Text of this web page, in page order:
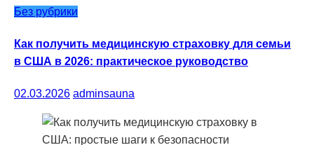
Без рубрики
Как получить медицинскую страховку для семьи
в США в 2026: практическое руководство
02.03.2026 adminsauna